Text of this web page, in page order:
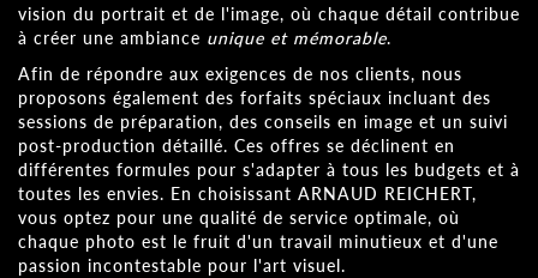
vision du portrait et de l'image, où chaque détail contribue
à créer une ambiance unique et mémorable.
Afin de répondre aux exigences de nos clients, nous
proposons également des forfaits spéciaux incluant des
sessions de préparation, des conseils en image et un suivi
post-production détaillé. Ces offres se déclinent en
différentes formules pour s'adapter à tous les budgets et à
toutes les envies. En choisissant ARNAUD REICHERT,
vous optez pour une qualité de service optimale, où
chaque photo est le fruit d'un travail minutieux et d'une
passion incontestable pour l'art visuel.